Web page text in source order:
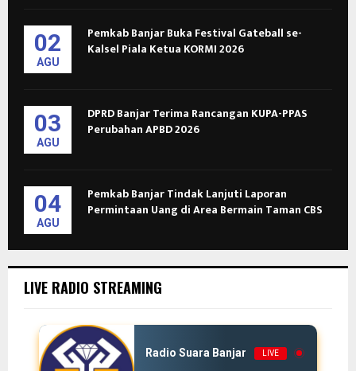
02
AGU
Pemkab Banjar Buka Festival Gateball se-
Kalsel Piala Ketua KORMI 2026
03
AGU
DPRD Banjar Terima Rancangan KUPA-PPAS
Perubahan APBD 2026
04
AGU
Pemkab Banjar Tindak Lanjuti Laporan
Permintaan Uang di Area Bermain Taman CBS
LIVE RADIO STREAMING
Radio Suara Banjar LIVE